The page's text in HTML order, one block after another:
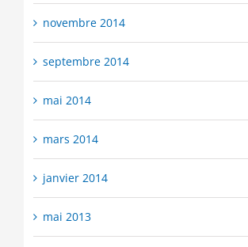
novembre 2014
septembre 2014
mai 2014
mars 2014
janvier 2014
mai 2013